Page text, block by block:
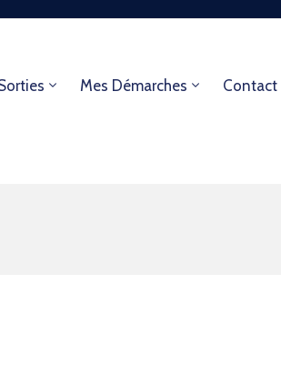
Mes Démarches Contact